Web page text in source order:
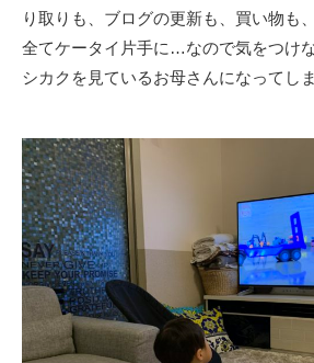
り取りも、ブログの更新も、買い物も
全てケータイ片手に…なので気をつけ
シカクを見ているお母さんになってし